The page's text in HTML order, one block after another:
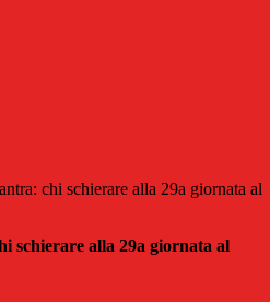
chi schierare alla 29a giornata al
schierare alla 29a giornata al